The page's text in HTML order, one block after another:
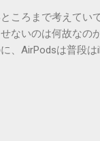
、該当するアップ
定アイコンにアッ
ているのかもしれ
のアップデートに
ころまで考えてい
ないのは何故な
、AirPodsは普段
になると思いま